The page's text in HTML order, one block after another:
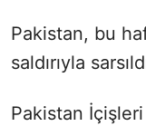
Pakistan, bu
saldırıyla
Pakistan